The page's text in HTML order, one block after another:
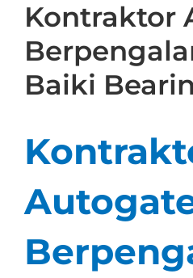
Kontraktor
Baiki